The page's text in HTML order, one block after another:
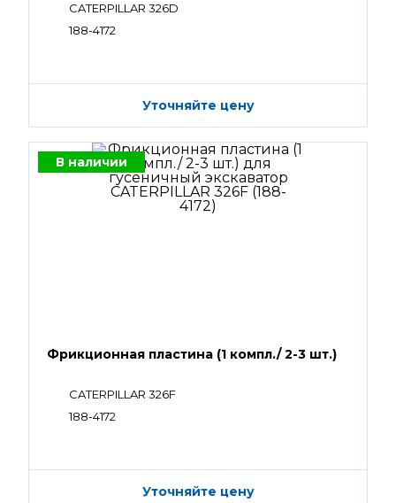
CATERPILLAR 326D
188-4172
Уточняйте цену
В наличии
Фрикционная пластина (1 компл./ 2-3 шт.)
CATERPILLAR 326F
188-4172
Уточняйте цену